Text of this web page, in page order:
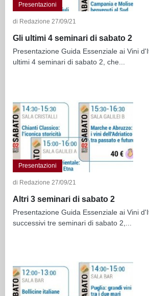
Presentazioni
di Redazione 27/09/21
Gli ultimi 4 seminari di sabato 2
Presentazione Guida Essenziale ai Vini
ultimi 4 seminari di sabato 2, che...
Presentazioni
di Redazione 27/09/21
Altri 3 seminari di sabato 2
Presentazione Guida Essenziale ai Vini
successivi tre seminari di sabato 2,...